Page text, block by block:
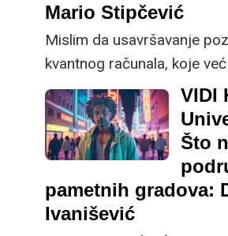
Mario Stipčević
Mislim da usavršavanje
kvantnog računala, koje
neće nikuda dovesti. Treba
revolucionarni novi pristup
da će se dogoditi u
kvantne tehnologije biti
umjetne inteligencije (UI),
Mario Stipčević, voditelj
VIDI
Što
pametnih gradova:
Ivanišević